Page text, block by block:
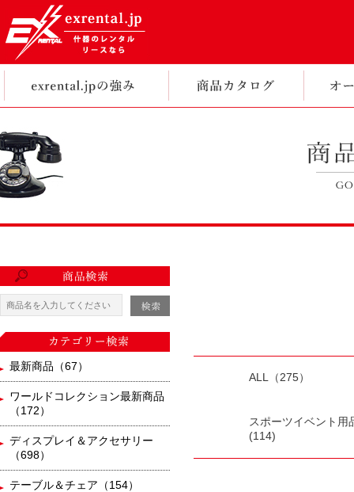
最新商品（67）
ワールドコレクション最新商品
（172）
ディスプレイ＆アクセサリー
（698）
テーブル＆チェア（154）
ALL（275）
スポーツイベント用
(114)